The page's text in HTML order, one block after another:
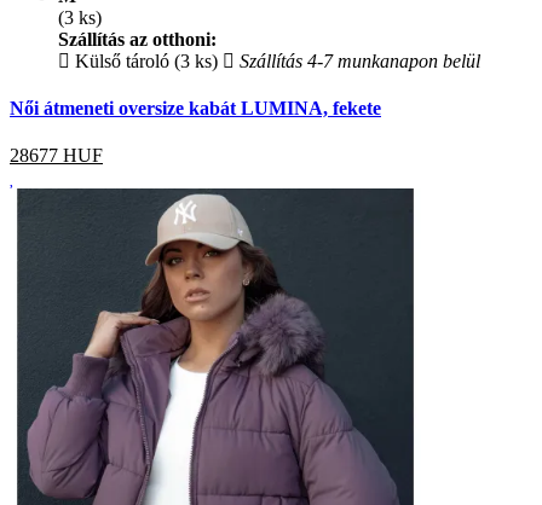
(3 ks)
Szállítás az otthoni:
Külső tároló (3 ks)
Szállítás 4-7 munkanapon belül
Női átmeneti oversize kabát LUMINA, fekete
28677 HUF